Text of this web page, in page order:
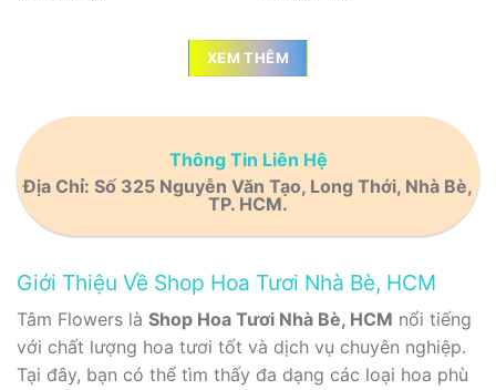
XEM THÊM
Thông Tin Liên Hệ
Địa Chỉ: Số 325 Nguyễn Văn Tạo, Long Thới, Nhà Bè,
TP. HCM.
Giới Thiệu Về Shop Hoa Tươi Nhà Bè, HCM
Tâm Flowers là Shop Hoa Tươi Nhà Bè, HCM nổi tiếng
với chất lượng hoa tươi tốt và dịch vụ chuyên nghiệp.
Tại đây, bạn có thể tìm thấy đa dạng các loại hoa phù